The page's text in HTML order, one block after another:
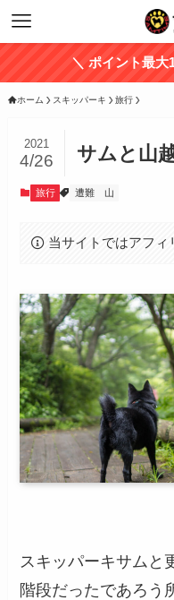
＼ ポイント最大
ホーム スキッパーキ 旅行
サムと山
2021
4/26
旅行 遭難 山
当サイトではアフィ
スキッパーキサムと
階段だったであろう